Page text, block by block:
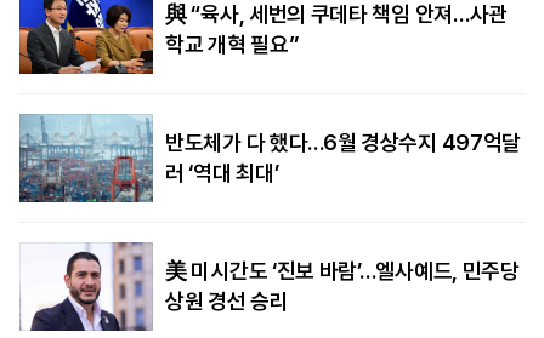
與 “육사, 세번의 쿠데타 책임 안져…사관
학교 개혁 필요”
반도체가 다 했다…6월 경상수지 497억달
러 ‘역대 최대’
美 미시간도 ‘진보 바람’…엘사예드, 민주당
상원 경선 승리